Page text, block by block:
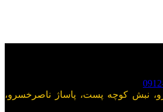
نبش کوچه پست، پاساژ ناصرخسرو،